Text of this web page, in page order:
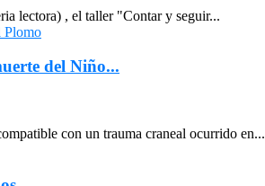
lectora) , el taller "Contar y seguir...
del Niño...
con un trauma craneal ocurrido en...